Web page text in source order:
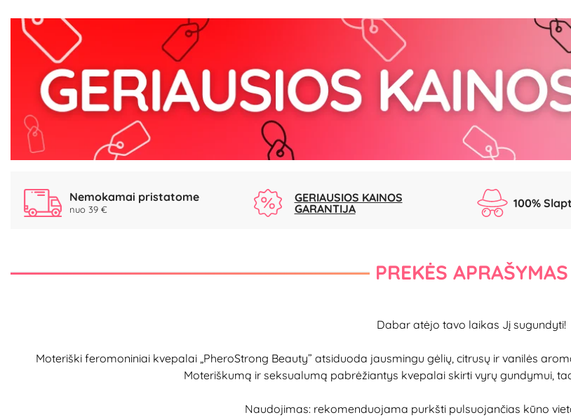
Nemokamai pristatome
nuo 39 €
GERIAUSIOS KAINOS
GARANTIJA
100%
PREKĖS APRAŠYMAS
Dabar atėjo tavo laikas Jį sugundyti!
Moteriški feromoniniai kvepalai „PheroStrong Beauty” atsiduoda jausmingu gėlių, citrusų ir vanilės
Moteriškumą ir seksualumą pabrėžiantys kvepalai skirti vyrų gundymui,
Naudojimas: rekomenduojama purkšti pulsuojančias kūno